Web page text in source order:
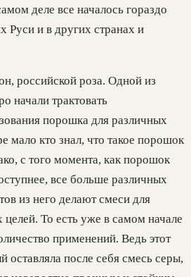
деле все началось гораздо
Руси и в других странах и
российской роза. Одной из
начали трактовать
порошка для различных
мало кто знал, что такое порошок
с того момента, как порошок
все больше различных
из него делают смеси для
То есть уже в самом начале
применений. Ведь этот
оставляла после себя смесь серы,